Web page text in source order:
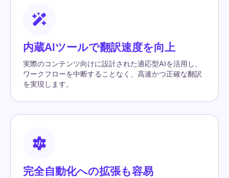
内蔵AIツールで翻訳速度を向上
実際のコンテンツ向けに設計された適応型AIを活用し、
ワークフローを中断することなく、高速かつ正確な翻訳
を実現します。
完全自動化への拡張も容易